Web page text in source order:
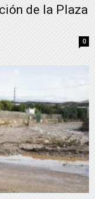
de la Plaza
0